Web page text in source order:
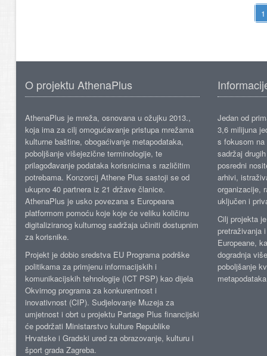
O projektu AthenaPlus
AthenaPlus je mreža, osnovana u ožujku 2013.,
koja ima za cilj omogućavanje pristupa mrežama
kulturne baštine, obogaćivanje metapodataka,
poboljšanje višejezične terminologije, te
prilagođavanje podataka korisnicima s različitim
potrebama. Konzorcij Athene Plus sastoji se od
ukupno 40 partnera iz 21 države članice.
AthenaPlus je usko povezana s Europeana
platformom pomoću koje koje će veliku količinu
digitaliziranog kulturnog sadržaja učiniti dostupnim
za korisnike.
Projekt je dobio sredstva EU Programa podrške
politikama za primjenu informacijskih i
komunikacijskih tehnologije (ICT PSP) kao dijela
Okvirnog programa za konkurentnost i
inovativnost (CIP). Sudjelovanje Muzeja za
umjetnost i obrt u projektu Partage Plus financijski
će podržati Ministarstvo kulture Republike
Hrvatske i Gradski ured za obrazovanje, kulturu i
šport grada Zagreba.
Jedan od
3,6 milijuna
s fokusom
sadržaj
posredni
arhivi,
organizacije,
uključen i
Cilj projekta
pretraživanja
Europeane,
dogradnja
poboljšanje